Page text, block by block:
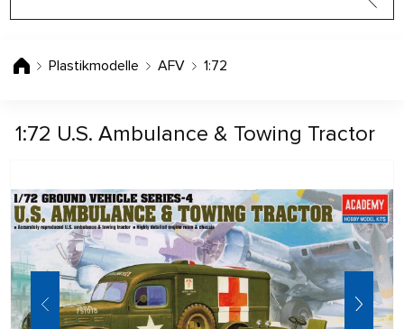
Plastikmodelle AFV 1:72
1:72 U.S. Ambulance & Towing Tractor